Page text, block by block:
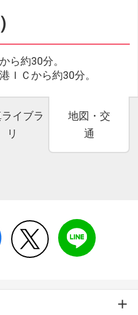
ら約30分。
Ｃから約30分。
イブラ
リ
地図・交
通